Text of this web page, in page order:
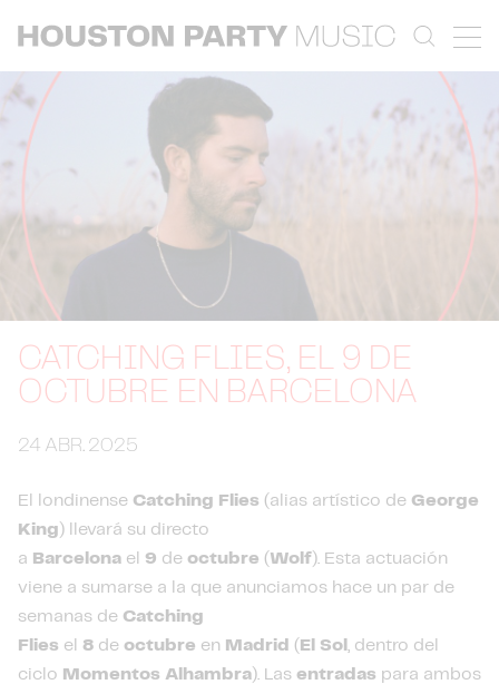
CATCHING FLIES, EL 9 DE
OCTUBRE EN BARCELONA
24 ABR. 2025
El londinense Catching Flies (alias artístico de George
King ) llevará su directo
a Barcelona el 9 de octubre ( Wolf). Esta actuación
viene a sumarse a la que anunciamos hace un par de
semanas de Catching
Flies el 8 de octubre en Madrid ( El Sol , dentro del
ciclo Momentos Alhambra). Las entradas para ambos